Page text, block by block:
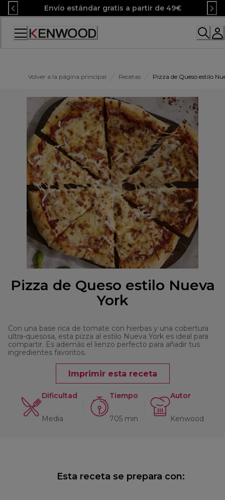
Skip
to
Content
Envío estándar gratis a partir de 49€
Accessibility
Volver a la página principal Recetas Pizza de Queso estilo
Pizza de Queso estilo Nueva
York
Con una base rica de tomate con hierbas y una cobertura
ultra-quesosa, esta pizza al estilo Nueva York es ideal para
compartir. Es además el lienzo perfecto para añadir tus
ingredientes favoritos.
Imprimir esta receta
Dificultad
Media
Tiempo
705 min
Autor
Kenwood
Esta receta se prepara con: